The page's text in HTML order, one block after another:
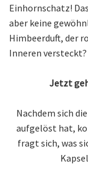
Einhornschatz!
aber keine
Himbeerduft, der
Inneren versteckt?
Jetzt
Nachdem sich
aufgelöst hat,
fragt sich, was